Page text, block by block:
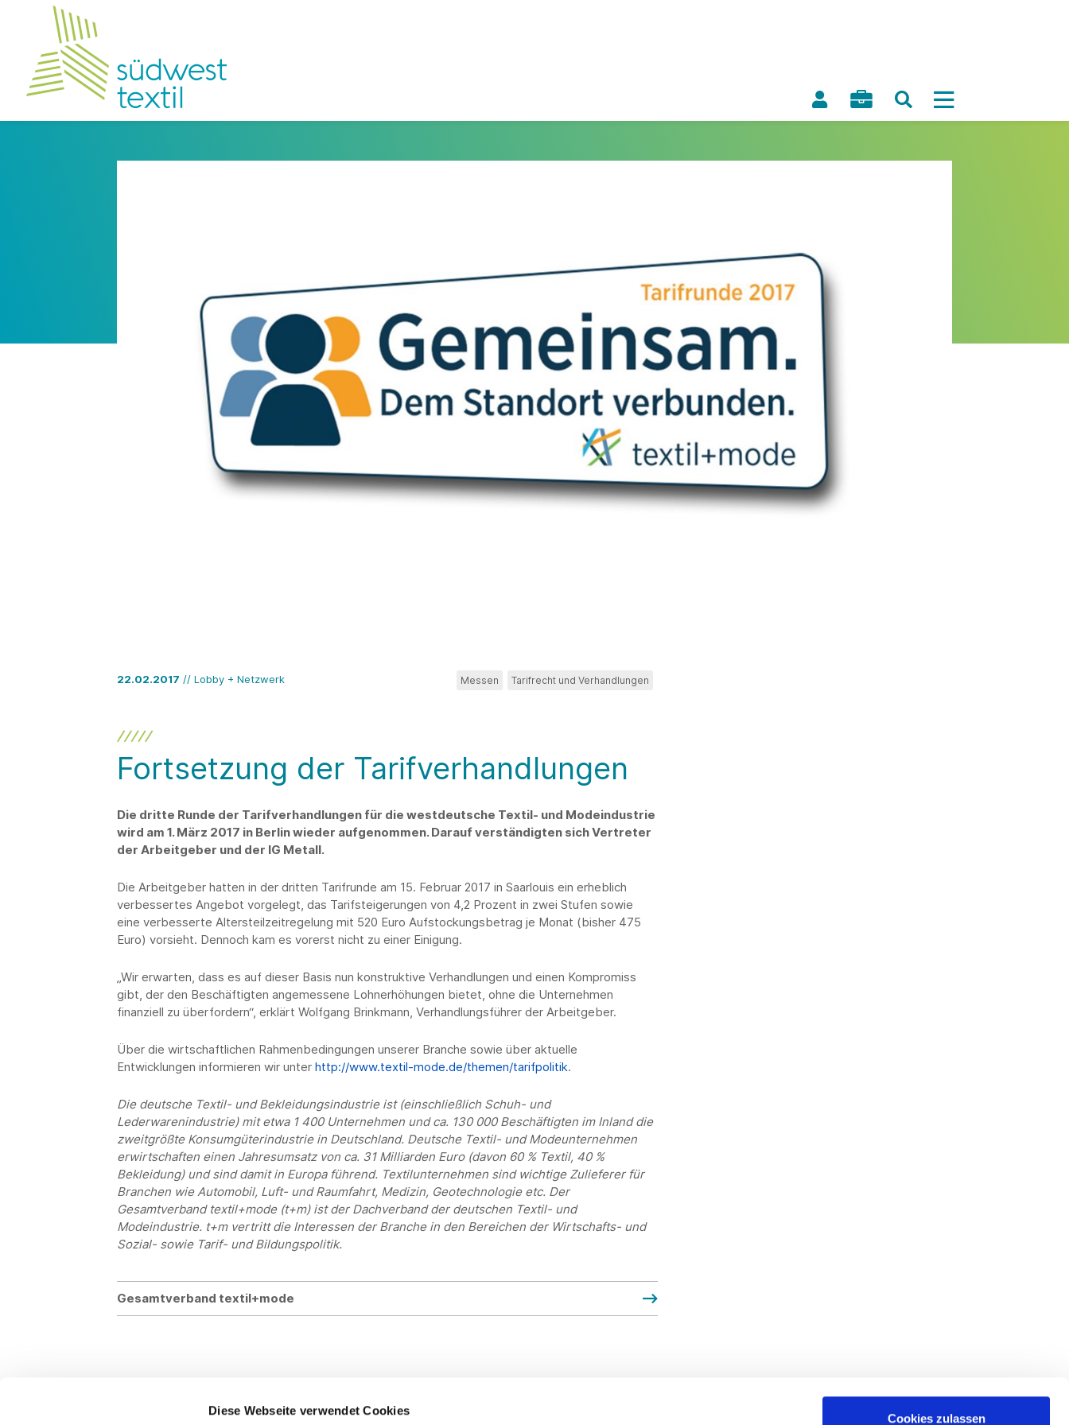
Diese Webseite verwendet Cookies
Cookies zulassen
22.02.2017 // Lobby + Netzwerk Messen Tarifrecht und Verhandlungen
Fortsetzung der Tarifverhandlungen
Die dritte Runde der Tarifverhandlungen für die westdeutsche Textil- und Modeindustrie
wird am 1. März 2017 in Berlin wieder aufgenommen. Darauf verständigten sich Vertreter
der Arbeitgeber und der IG Metall.
Die Arbeitgeber hatten in der dritten Tarifrunde am 15. Februar 2017 in Saarlouis ein erheblich
verbessertes Angebot vorgelegt, das Tarifsteigerungen von 4,2 Prozent in zwei Stufen sowie
eine verbesserte Altersteilzeitregelung mit 520 Euro Aufstockungsbetrag je Monat (bisher 475
Euro) vorsieht. Dennoch kam es vorerst nicht zu einer Einigung.
„Wir erwarten, dass es auf dieser Basis nun konstruktive Verhandlungen und einen Kompromiss
gibt, der den Beschäftigten angemessene Lohnerhöhungen bietet, ohne die Unternehmen
finanziell zu überfordern“, erklärt Wolfgang Brinkmann, Verhandlungsführer der Arbeitgeber.
Über die wirtschaftlichen Rahmenbedingungen unserer Branche sowie über aktuelle
Entwicklungen informieren wir unter http://www.textil-mode.de/themen/tarifpolitik.
Die deutsche Textil- und Bekleidungsindustrie ist (einschließlich Schuh- und
Lederwarenindustrie) mit etwa 1 400 Unternehmen und ca. 130 000 Beschäftigten im Inland die
zweitgrößte Konsumgüterindustrie in Deutschland. Deutsche Textil- und Modeunternehmen
erwirtschaften einen Jahresumsatz von ca. 31 Milliarden Euro (davon 60 % Textil, 40 %
Bekleidung) und sind damit in Europa führend. Textilunternehmen sind wichtige Zulieferer für
Branchen wie Automobil, Luft- und Raumfahrt, Medizin, Geotechnologie etc. Der
Gesamtverband textil+mode (t+m) ist der Dachverband der deutschen Textil- und
Modeindustrie. t+m vertritt die Interessen der Branche in den Bereichen der Wirtschafts- und
Sozial- sowie Tarif- und Bildungspolitik.
Gesamtverband textil+mode